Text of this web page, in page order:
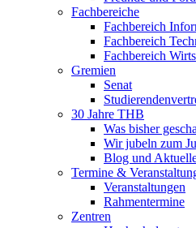
Fachbereiche
Fachbereich
Fachbereich
Fachbereich
Gremien
Senat
30 Jahre THB
Was bisher
Wir jubeln zum
Blog und
Termine &
Veranstaltungen
Rahmentermine
Zentren